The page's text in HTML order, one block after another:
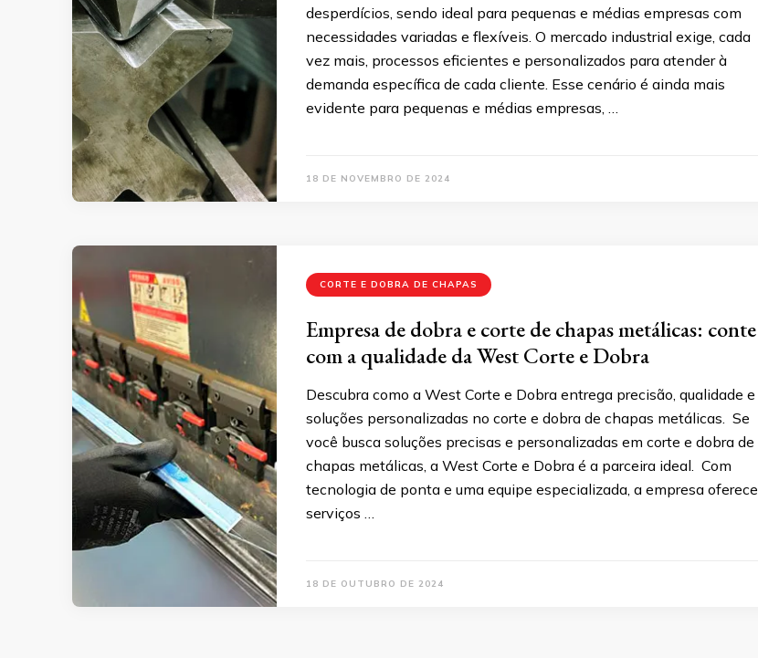
desperdícios, sendo ideal para pequenas e médias empresas com
necessidades variadas e flexíveis. O mercado industrial exige, cada
vez mais, processos eficientes e personalizados para atender à
demanda específica de cada cliente. Esse cenário é ainda mais
evidente para pequenas e médias empresas, …
18 DE NOVEMBRO DE 2024
CORTE E DOBRA DE CHAPAS
Empresa de dobra e corte de chapas metálicas: conte
com a qualidade da West Corte e Dobra
Descubra como a West Corte e Dobra entrega precisão, qualidade e
soluções personalizadas no corte e dobra de chapas metálicas. Se
você busca soluções precisas e personalizadas em corte e dobra de
chapas metálicas, a West Corte e Dobra é a parceira ideal. Com
tecnologia de ponta e uma equipe especializada, a empresa oferece
serviços …
18 DE OUTUBRO DE 2024